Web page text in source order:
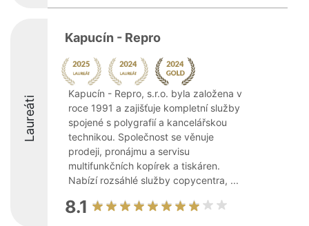
Laureáti
Kapucín - Repro
Kapucín - Repro, s.r.o. byla založena v
roce 1991 a zajišťuje kompletní služby
spojené s polygrafií a kancelářskou
technikou. Společnost se věnuje
prodeji, pronájmu a servisu
multifunkčních kopírek a tiskáren.
Nabízí rozsáhlé služby copycentra, ...
8.1